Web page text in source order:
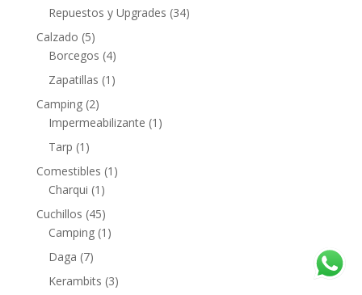
Repuestos y Upgrades (34)
Calzado (5)
Borcegos (4)
Zapatillas (1)
Camping (2)
Impermeabilizante (1)
Tarp (1)
Comestibles (1)
Charqui (1)
Cuchillos (45)
Camping (1)
Daga (7)
Kerambits (3)